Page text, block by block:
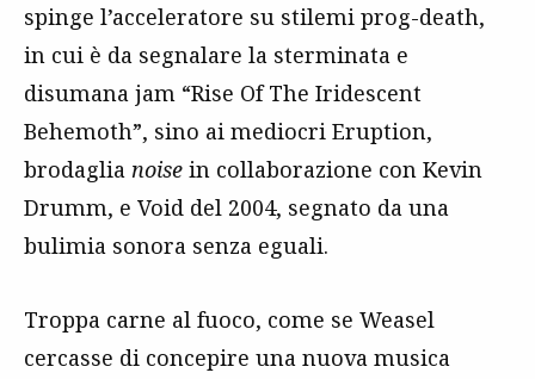
spinge l’acceleratore su stilemi prog-death,
in cui è da segnalare la sterminata e
disumana jam “Rise Of The Iridescent
Behemoth”, sino ai mediocri Eruption,
brodaglia noise in collaborazione con Kevin
Drumm, e Void del 2004, segnato da una
bulimia sonora senza eguali.
Troppa carne al fuoco, come se Weasel
cercasse di concepire una nuova musica